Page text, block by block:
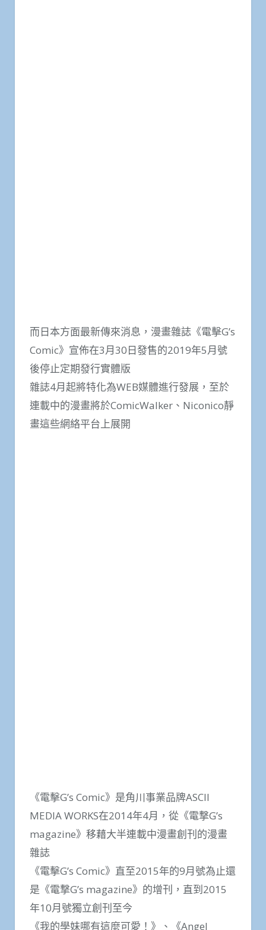
而日本方面最新傳來消息，漫畫雜誌《電擊G’s
Comic》宣佈在3月30日發售的2019年5月號
後停止定期發行實體版
雜誌4月起將特化為WEB媒體進行發展，至於
連載中的漫畫將於ComicWalker、Niconico靜
畫這些網絡平台上展開
《電擊G’s Comic》是角川事業品牌ASCII
MEDIA WORKS在2014年4月，從《電撃G’s
magazine》移藉大半連載中漫畫創刊的漫畫
雜誌
《電擊G’s Comic》直至2015年的9月號為止還
是《電撃G’s magazine》的增刊，直到2015
年10月號獨立創刊至今
《我的學妹哪有這麼可愛！》、《Angel